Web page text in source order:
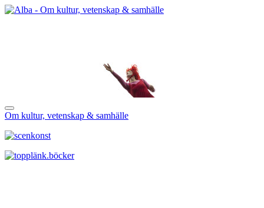
Om kultur, vetenskap & samhälle